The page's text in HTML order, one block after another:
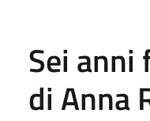
Sei anni
di Anna